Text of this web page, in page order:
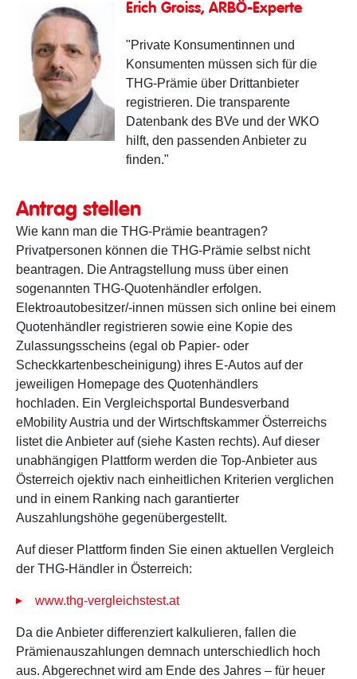
Erich Groiss, ARBÖ-Experte
"Private Konsumentinnen und
Konsumenten müssen sich für die
THG-Prämie über Drittanbieter
registrieren. Die transparente
Datenbank des BVe und der WKO
hilft, den passenden Anbieter zu
finden."
Antrag stellen
Wie kann man die THG-Prämie beantragen?
Privatpersonen können die THG-Prämie selbst nicht
beantragen. Die Antragstellung muss über einen
sogenannten THG-Quotenhändler erfolgen.
Elektroautobesitzer/-innen müssen sich online bei einem
Quotenhändler registrieren sowie eine Kopie des
Zulassungsscheins (egal ob Papier- oder
Scheckkartenbescheinigung) ihres E-Autos auf der
jeweiligen Homepage des Quotenhändlers
hochladen. Ein Vergleichsportal Bundesverband
eMobility Austria und der Wirtschftskammer Österreichs
listet die Anbieter auf (siehe Kasten rechts). Auf dieser
unabhängigen Plattform werden die Top-Anbieter aus
Österreich ojektiv nach einheitlichen Kriterien verglichen
und in einem Ranking nach garantierter
Auszahlungshöhe gegenübergestellt.
Auf dieser Plattform finden Sie einen aktuellen Vergleich
der THG-Händler in Österreich:
www.thg-vergleichstest.at
Da die Anbieter differenziert kalkulieren, fallen die
Prämienauszahlungen demnach unterschiedlich hoch
aus. Abgerechnet wird am Ende des Jahres – für heuer